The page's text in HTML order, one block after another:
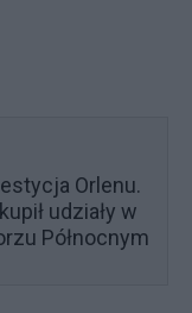
Orlenu.
udziały w
Północnym